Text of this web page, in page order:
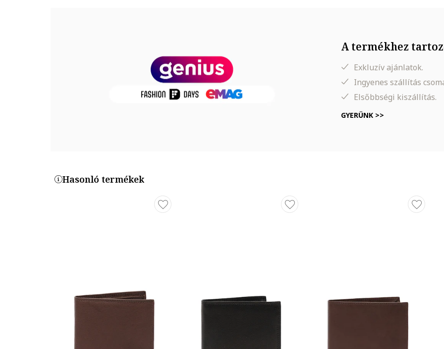
A termékhez
Exkluzív ajánlatok.
Ingyenes szállítás
Elsőbbségi kiszállítás.
GYERÜNK >>
Hasonló termékek